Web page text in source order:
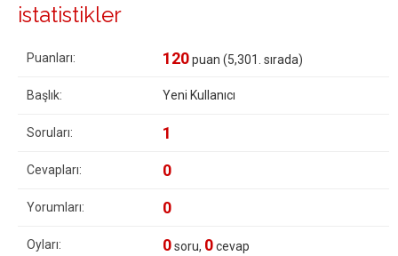
istatistikler
Puanları: 120puan (5,301 . sırada)
Başlık: Yeni Kullanıcı
Soruları: 1
Cevapları: 0
Yorumları: 0
Oyları: 0soru, 0cevap